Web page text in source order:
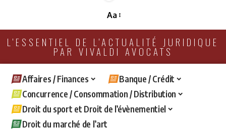
Aa
L'ESSENTIEL DE L'ACTUALITÉ JURIDIQUE
PAR VIVALDI AVOCATS
Affaires / Finances
Banque / Crédit
Concurrence / Consommation / Distribution
Droit du sport et Droit de l’évènementiel
Droit du marché de l’art